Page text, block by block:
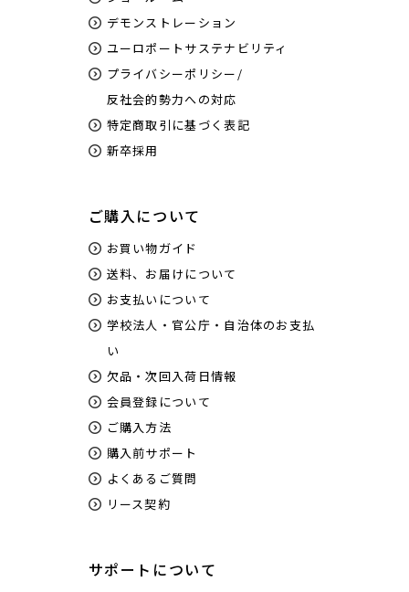
デモンストレーション
ユーロポートサステナビリティ
プライバシーポリシー/
反社会的勢力への対応
特定商取引に基づく表記
新卒採用
ご購入について
お買い物ガイド
送料、お届けについて
お支払いについて
学校法人・官公庁・自治体のお支払
い
欠品・次回入荷日情報
会員登録について
ご購入方法
購入前サポート
よくあるご質問
リース契約
サポートについて